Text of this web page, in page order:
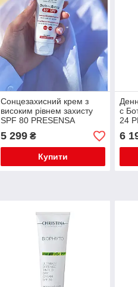
Сонцезахисний крем з
високим рівнем захисту
SPF 80 PRESENSA
5 299₴
Купити
с
24
6